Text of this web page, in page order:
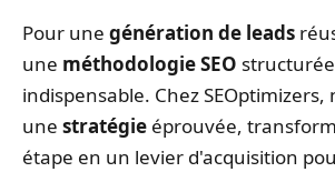
Pour une génération de leads
une méthodologie SEO
indispensable. Chez
une stratégie éprouvée,
étape en un levier d'acquisition